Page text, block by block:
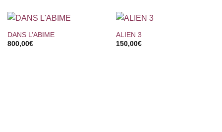
DANS L’ABIME
800,00€
ALIEN 3
150,00€